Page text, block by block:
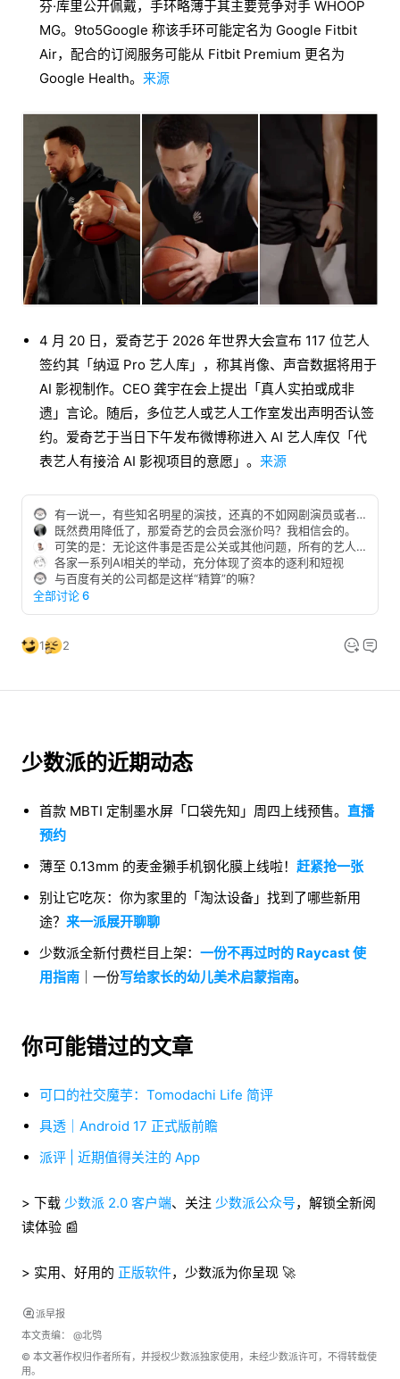
芬·库里公开佩戴，手环略薄于其主要竞争对手 WHOOP
MG。9to5Google 称该手环可能定名为 Google Fitbit
Air，配合的订阅服务可能从 Fitbit Premium 更名为
Google Health。 来源
4 月 20 日，爱奇艺于 2026 年世界大会宣布 117 位艺人
签约其「纳逗 Pro 艺人库」，称其肖像、声音数据将用于
AI 影视制作。CEO 龚宇在会上提出「真人实拍或成非
遗」言论。随后，多位艺人或艺人工作室发出声明否认签
约。爱奇艺于当日下午发布微博称进入 AI 艺人库仅「代
表艺人有接洽 AI 影视项目的意愿」。 来源
有一说一，有些知名明星的演技，还真的不如网剧演员或者AI数字人。。。
既然费用降低了，那爱奇艺的会员会涨价吗？我相信会的。
可笑的是：无论这件事是否是公关或其他问题，所有的艺人工作室都是发声明，而不是送上一张律师函…拜托，肖像权的一种呀！
各家一系列AI相关的举动，充分体现了资本的逐利和短视
与百度有关的公司都是这样“精算”的嘛？
全部讨论 6
1 2
少数派的近期动态
首款 MBTI 定制墨水屏「口袋先知」周四上线预售。 直播
预约
薄至 0.13mm 的麦金獭手机钢化膜上线啦！ 赶紧抢一张
别让它吃灰：你为家里的「淘汰设备」找到了哪些新用
途？ 来一派展开聊聊
少数派全新付费栏目上架： 一份不再过时的 Raycast 使
用指南 ｜一份写给家长的幼儿美术启蒙指南。
你可能错过的文章
可口的社交魔芋：Tomodachi Life 简评
具透｜Android 17 正式版前瞻
派评 | 近期值得关注的 App
> 下载 少数派 2.0 客户端、关注 少数派公众号，解锁全新阅
读体验 📰
> 实用、好用的 正版软件，少数派为你呈现 🚀
派早报
本文责编： @北鸮
© 本文著作权归作者所有，并授权少数派独家使用，未经少数派许可，不得转载使
用。